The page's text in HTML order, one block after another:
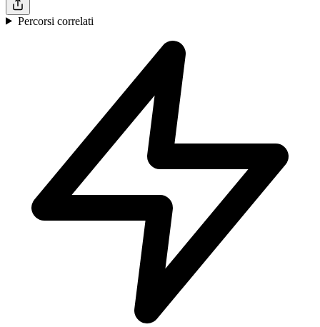
Percorsi correlati